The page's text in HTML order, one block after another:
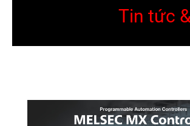
Tin tức